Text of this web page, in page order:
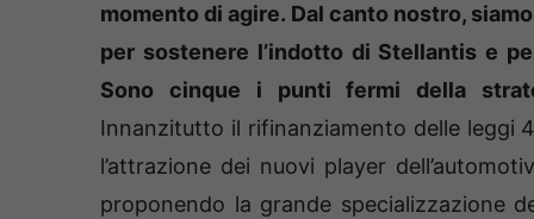
momento di agire. Dal canto nostro,
per sostenere l’indotto di Stellantis e
Sono cinque i punti fermi della
Innanzitutto il rifinanziamento delle leggi
l’attrazione dei nuovi player
proponendo la grande specializzazione